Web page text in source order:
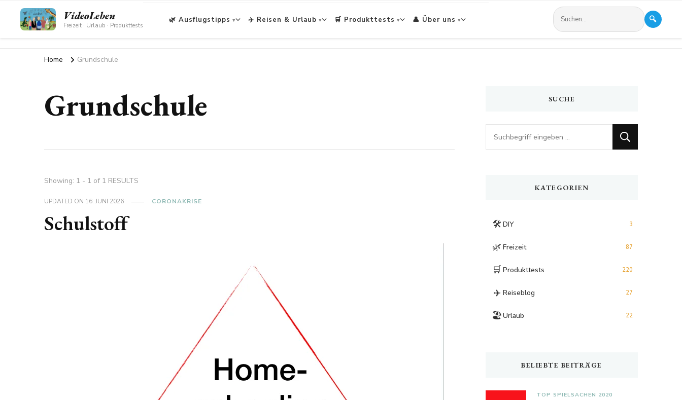
VideoLeben
Freizeit · Urlaub · Produkttests
🌿 Ausflugstipps ✈️ Reisen & Urlaub 🛒 Produkttests 👤 Über uns 🔍
Home Grundschule
Grundschule
Showing: 1 - 1 of 1 RESULTS
UPDATED ON 16. JUNI 2026 CORONAKRISE
Schulstoff
SUCHE
Looking
for
KATEGORIEN
🛠️ DIY 3
🌿 Freizeit 87
🛒 Produkttests 220
✈️ Reiseblog 27
🏖️Urlaub 22
BELIEBTE BEITRÄGE
TOP SPIELSACHEN 2020